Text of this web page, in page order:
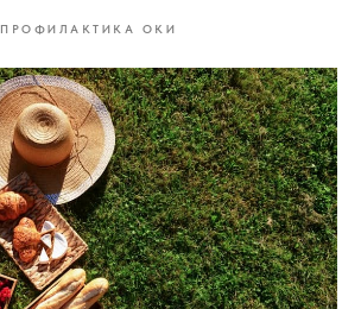
ПРОФИЛАКТИКА ОКИ